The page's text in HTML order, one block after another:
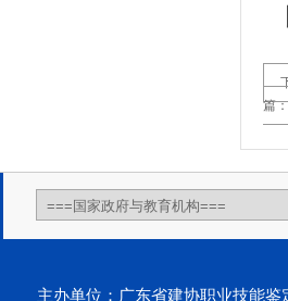
篇：
主办单位：广东省建协职业技能